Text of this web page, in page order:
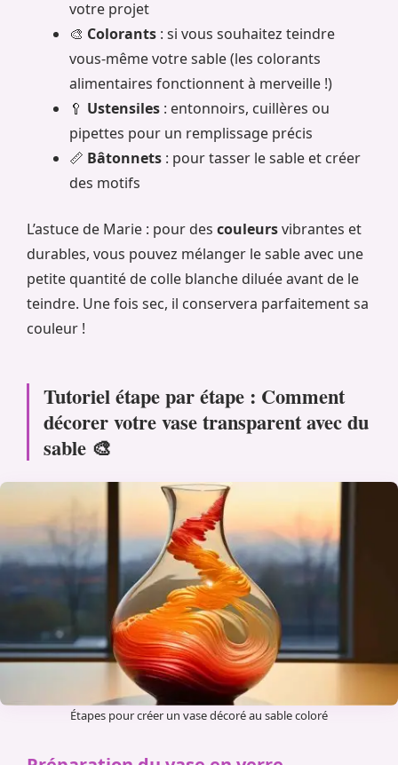
votre projet
🎨 Colorants : si vous souhaitez teindre
vous-même votre sable (les colorants
alimentaires fonctionnent à merveille !)
🥄 Ustensiles : entonnoirs, cuillères ou
pipettes pour un remplissage précis
📏 Bâtonnets : pour tasser le sable et créer
des motifs
L’astuce de Marie : pour des couleursvibrantes et
durables, vous pouvez mélanger le sable avec une
petite quantité de colle blanche diluée avant de le
teindre. Une fois sec, il conservera parfaitement sa
couleur !
Tutoriel étape par étape : Comment
décorer votre vase transparent avec du
sable 🎨
Étapes pour créer un vase décoré au sable coloré